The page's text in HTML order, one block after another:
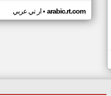
ار تي عربي• arabic.rt.com